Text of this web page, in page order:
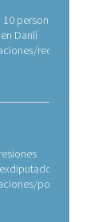
personas
Danlí
por-